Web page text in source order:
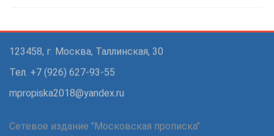
123458, г. Москва, Таллинская, 30
Тел. +7 (926) 627-93-55
mpropiska2018@yandex.ru
Сетевое издание "Московская прописка"